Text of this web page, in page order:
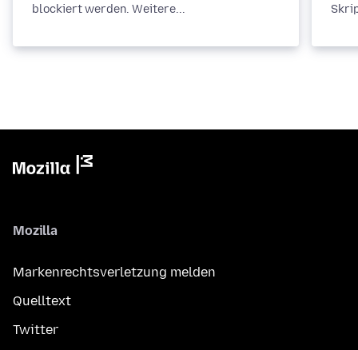
blockiert werden. Weitere...
Mozilla
Markenrechtsverletzung melden
Quelltext
Twitter